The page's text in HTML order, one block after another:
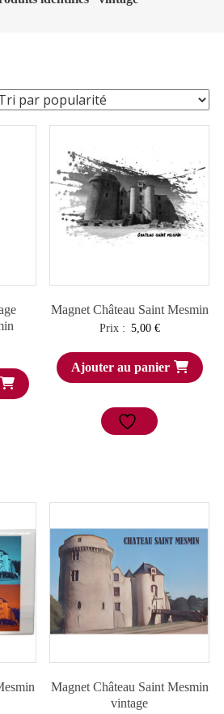
Magnet Château Saint Mesmin
Prix : 5,00 €
Ajouter au panier
Magnet Château Saint Mesmin
vintage